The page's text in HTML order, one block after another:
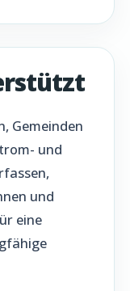
Gemeinden
und
und
eine